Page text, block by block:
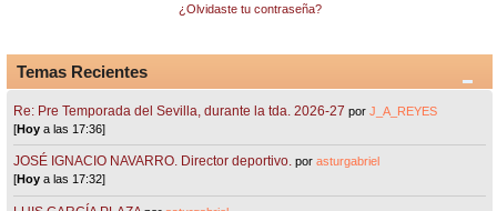
¿Olvidaste tu contraseña?
Temas Recientes
Re: Pre Temporada del Sevilla, durante la tda. 2026-27 porJ_A_REYES
[Hoy a las 17:36]
JOSÉ IGNACIO NAVARRO. Director deportivo. porasturgabriel
[Hoy a las 17:32]